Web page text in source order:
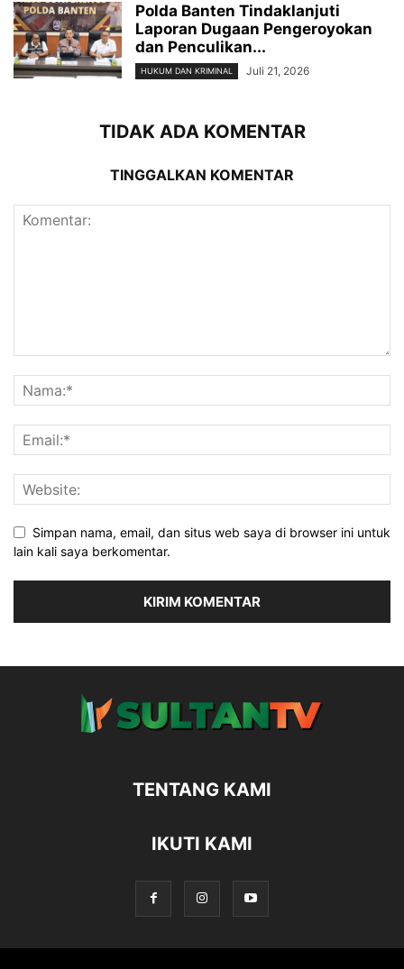
Polda Banten Tindaklanjuti
Laporan Dugaan Pengeroyokan
dan Penculikan...
HUKUM DAN KRIMINAL Juli 21, 2026
TIDAK ADA KOMENTAR
TINGGALKAN KOMENTAR
Simpan nama, email, dan situs web saya di browser ini untuk
lain kali saya berkomentar.
TENTANG KAMI
IKUTI KAMI